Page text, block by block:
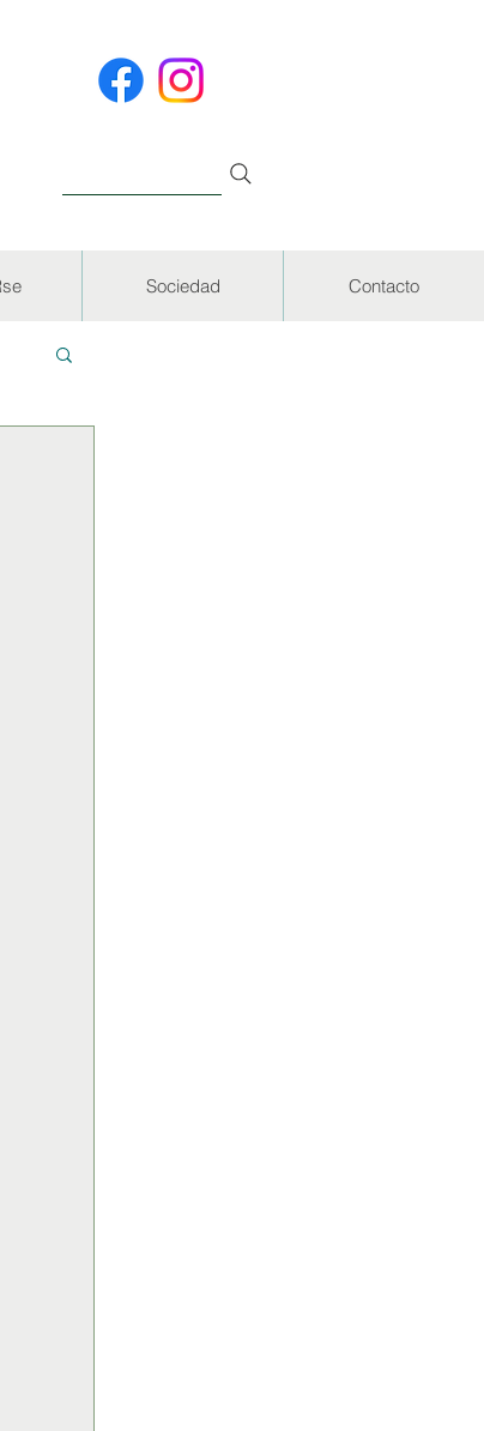
Sociedad Contacto